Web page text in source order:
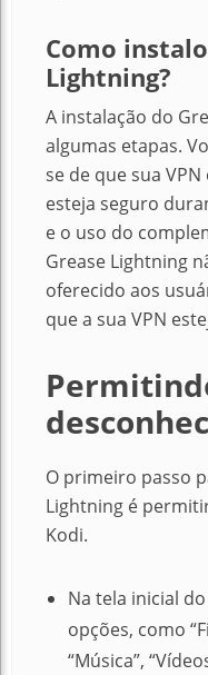
Como
Lightning?
A instalação do
algumas etapas.
se de que sua
esteja seguro
e o uso do
Grease Lightning
oferecido aos
que a sua VPN
O primeiro passo
Lightning é
Kodi.
Na tela inicial
opções, como
“Música”,